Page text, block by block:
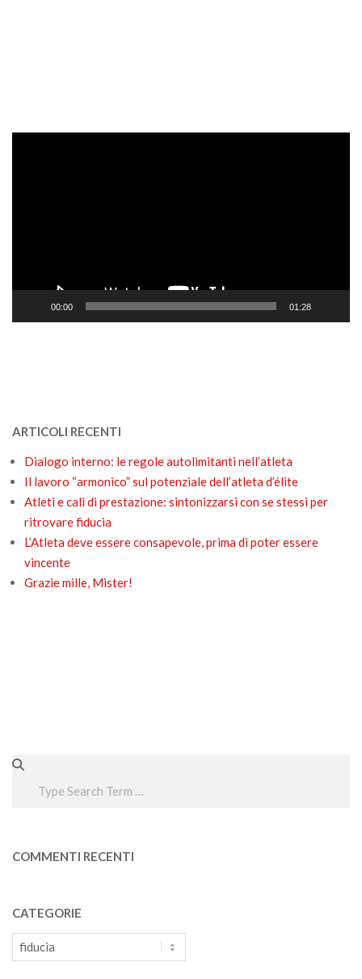
00:00 01:28
ARTICOLI RECENTI
Dialogo interno: le regole autolimitanti nell’atleta
Il lavoro “armonico” sul potenziale dell’atleta d’élite
Atleti e cali di prestazione: sintonizzarsi con se stessi per
ritrovare fiducia
L’Atleta deve essere consapevole, prima di poter essere
vincente
Grazie mille, Mister!
Search
COMMENTI RECENTI
CATEGORIE
Categorie